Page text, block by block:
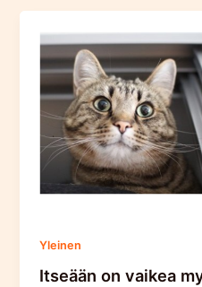
Yleinen
Itseään on vaikea